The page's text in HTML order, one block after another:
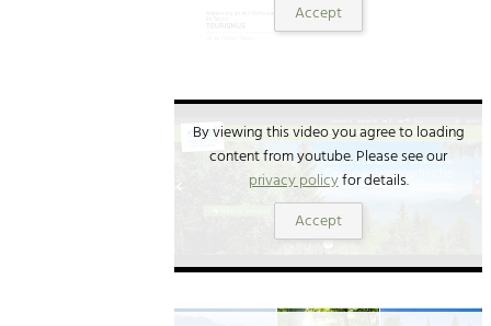
Accept
By viewing this video you agree to loading
content from youtube. Please see our
privacy policyfor details.
Accept